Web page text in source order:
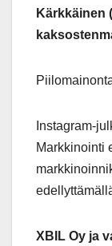
Kärkkäinen
Instagram-
Markkinointi
XBIL Oy ja